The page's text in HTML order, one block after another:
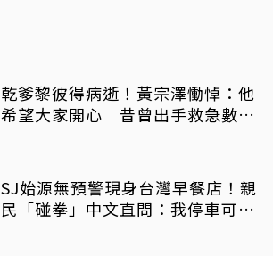
乾爹黎彼得病逝！黃宗澤慟悼：他
希望大家開心 昔曾出手救急數十
SJ始源無預警現身台灣早餐店！親
民「碰拳」中文直問：我停車可以